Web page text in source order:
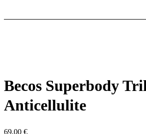
Becos Superbody
Anticellulite
69,00 €